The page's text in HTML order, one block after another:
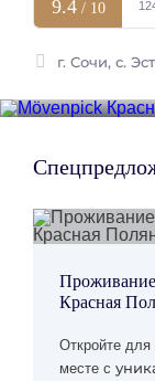
9.4 / 10
г. Cочи, с.
Красная
Откройте
месте с